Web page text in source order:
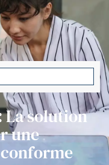
La solution
une